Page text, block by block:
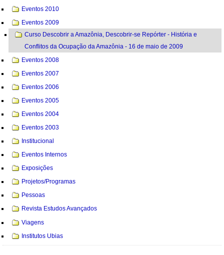
Eventos 2010
Eventos 2009
Curso Descobrir a Amazônia, Descobrir-se Repórter - História e
Conflitos da Ocupação da Amazônia - 16 de maio de 2009
Eventos 2008
Eventos 2007
Eventos 2006
Eventos 2005
Eventos 2004
Eventos 2003
Institucional
Eventos Internos
Exposições
Projetos/Programas
Pessoas
Revista Estudos Avançados
Viagens
Institutos Ubias